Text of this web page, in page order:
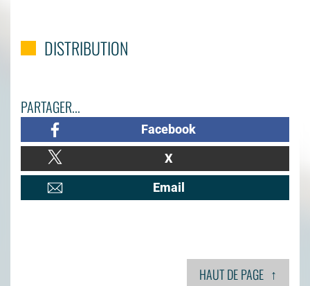
DISTRIBUTION
PARTAGER...
Facebook
X
Email
HAUT DE PAGE ↑